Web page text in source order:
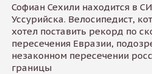
Софиан Сехили находится в
Уссурийска. Велосипедист,
хотел поставить рекорд по
пересечения Евразии,
незаконном пересечении
границы